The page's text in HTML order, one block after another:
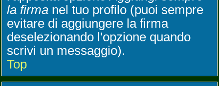
la firma nel tuo profilo (puoi sempre
evitare di aggiungere la firma
deselezionando l'opzione quando
scrivi un messaggio).
Top